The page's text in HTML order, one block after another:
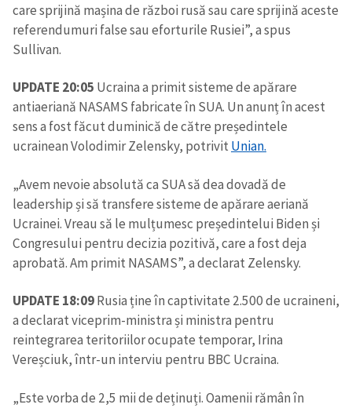
care sprijină mașina de război rusă sau care sprijină aceste
referendumuri false sau eforturile Rusiei”, a spus
Sullivan.
UPDATE 20:05 Ucraina a primit sisteme de apărare
antiaeriană NASAMS fabricate în SUA. Un anunț în acest
sens a fost făcut duminică de către președintele
ucrainean Volodimir Zelensky, potrivit Unian.
„Avem nevoie absolută ca SUA să dea dovadă de
leadership și să transfere sisteme de apărare aeriană
Ucrainei. Vreau să le mulțumesc președintelui Biden și
Congresului pentru decizia pozitivă, care a fost deja
aprobată. Am primit NASAMS”, a declarat Zelensky.
UPDATE 18:09Rusia ține în captivitate 2.500 de ucraineni,
a declarat viceprim-ministra și ministra pentru
reintegrarea teritoriilor ocupate temporar, Irina
Vereșciuk, într-un interviu pentru BBC Ucraina.
„Este vorba de 2,5 mii de deținuți. Oamenii rămân în